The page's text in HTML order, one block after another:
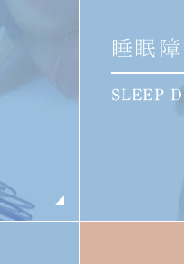
睡眠
SLEEP